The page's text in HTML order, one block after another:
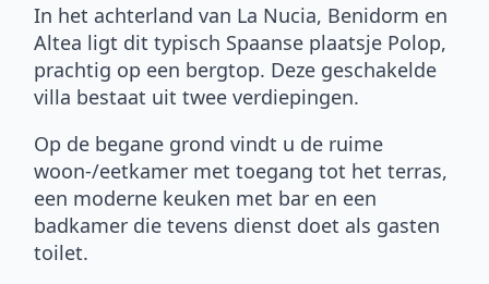
In het achterland van La Nucia, Benidorm en
Altea ligt dit typisch Spaanse plaatsje Polop,
prachtig op een bergtop. Deze geschakelde
villa bestaat uit twee verdiepingen.
Op de begane grond vindt u de ruime
woon-/eetkamer met toegang tot het terras,
een moderne keuken met bar en een
badkamer die tevens dienst doet als gasten
toilet.